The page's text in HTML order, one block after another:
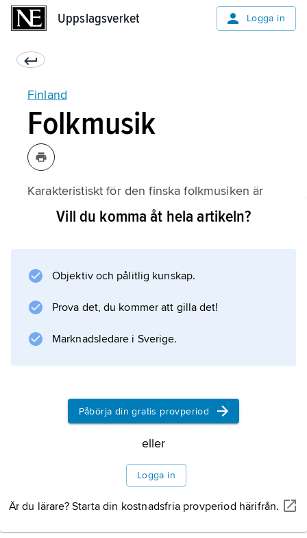
Uppslagsverket Logga in
Finland
Folkmusik
Karakteristiskt för den finska folkmusiken är
att den innehåller två tydligt separata
Kantelens prototyp var urholkad ur ett enda
trästycke (gran, fura, asp), och stämdes enligt
äldsta skikt
Information om artikeln
Vill du komma åt hela artikeln?
Objektiv och pålitlig kunskap.
Prova det, du kommer att gilla det!
Marknadsledare i Sverige.
Påbörja din gratis provperiod
eller
Logga in
Är du lärare? Starta din kostnadsfria provperiod härifrån.